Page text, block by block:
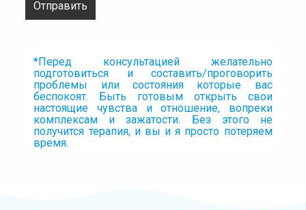
ПРО ПРИЁМ. ЧТО НУЖНО ЗНАТЬ
*Перед консультацией желательно
подготовиться и составить/проговорить
проблемы или состояния которые вас
беспокоят. Быть готовым открыть свои
настоящие чувства и отношение, вопреки
комплексам и зажатости. Без этого не
получится терапия, и вы и я просто потеряем
время.